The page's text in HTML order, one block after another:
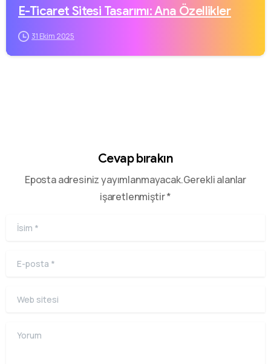
E-Ticaret Sitesi Tasarımı: Ana Özellikler
31 Ekim 2025
Cevap bırakın
Eposta adresiniz yayımlanmayacak.Gerekli alanlar
işaretlenmiştir *
İsim
E-posta *
Web sitesi
Yorum